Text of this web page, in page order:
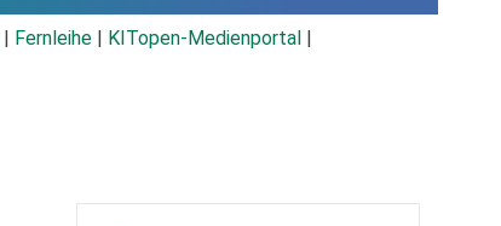
Fernleihe KITopen-Medienportal